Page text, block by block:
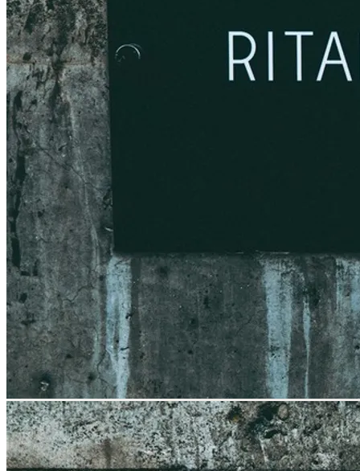
SEASONAL BLEND 春 ¥790～
¥0¥-30 30円OFF
数量・オプションを選ぶ
SEASONAL BLEND 夏 ¥790～
¥0¥-30 30円OFF